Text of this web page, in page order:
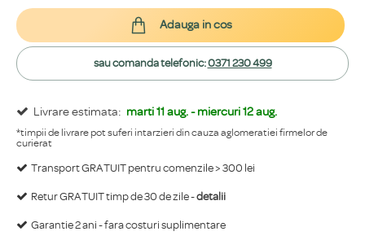
Livrare estimata: marti 11 aug. - miercuri 12 aug.
*timpii de livrare pot suferi intarzieri din cauza aglomeratiei firmelor de
curierat
Transport GRATUIT pentru comenzile > 300 lei
Retur GRATUIT timp de 30 de zile -detalii
Garantie 2 ani - fara costuri suplimentare
Adauga in cos
sau comanda telefonic:0371 230 499